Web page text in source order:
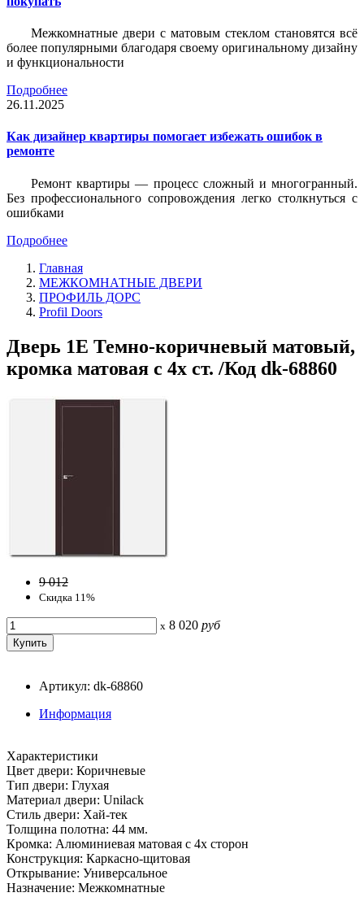
Межкомнатные двери с матовым стеклом становятся всё
более популярными благодаря своему оригинальному дизайну
и функциональности
Подробнее
26.11.2025
Как дизайнер квартиры помогает избежать ошибок в
ремонте
Ремонт квартиры — процесс сложный и многогранный.
Без профессионального сопровождения легко столкнуться с
ошибками
Подробнее
Главная
МЕЖКОМНАТНЫЕ ДВЕРИ
ПРОФИЛЬ ДОРС
Profil Doors
Дверь 1Е Темно-коричневый матовый,
кромка матовая с 4х ст. /Код dk-68860
9 012
Скидка 11%
x 8 020 руб
Артикул: dk-68860
Информация
Характеристики
Цвет двери: Коричневые
Тип двери: Глухая
Материал двери: Unilack
Стиль двери: Хай-тек
Толщина полотна: 44 мм.
Кромка: Алюминиевая матовая с 4х сторон
Конструкция: Каркасно-щитовая
Открывание: Универсальное
Назначение: Межкомнатные